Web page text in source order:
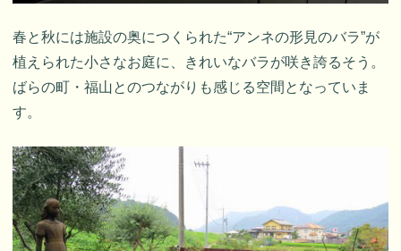
春と秋には施設の奥につくられた“アンネの形見のバラ”が
植えられた小さなお庭に、きれいなバラが咲き誇るそう。
ばらの町・福山とのつながりも感じる空間となっていま
す。